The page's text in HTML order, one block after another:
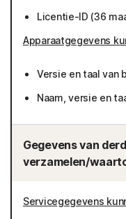
Licentie-ID (36
Apparaatgegevens
Versie en taal van
Naam, versie en
Gegevens van
verzamelen/
Servicegegevens